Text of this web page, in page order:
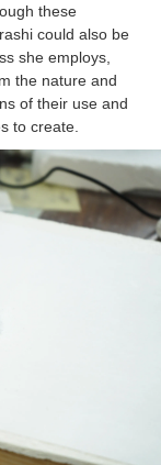
these
could also be
she employs,
the nature and
of their use and
to create.